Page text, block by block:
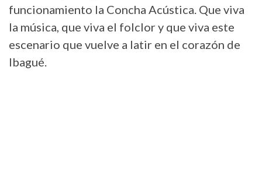
funcionamiento la Concha Acústica. Que viva
la música, que viva el folclor y que viva este
escenario que vuelve a latir en el corazón de
Ibagué.